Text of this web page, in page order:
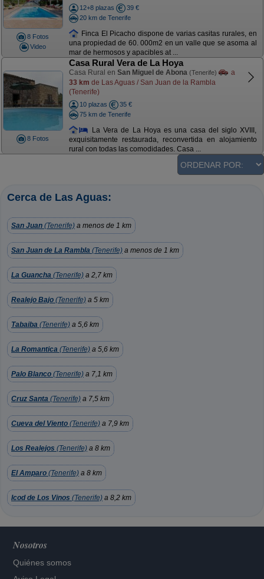
8 Fotos
Video
12+8 plazas
39 €
20 km de Tenerife
Finca El Picacho dispone de varias casitas rurales, en
una propiedad de 60. 000m2 en un valle que se asoma al
mar de hermosos y apacibles at ...
8 Fotos
Casa Rural Vera de La Hoya
Casa Rural en San Miguel de Abona (Tenerife)
a
33 km de Las Aguas / San Juan de la Rambla
(Tenerife)
10 plazas
35 €
75 km de Tenerife
La Vera de La Hoya es una casa del siglo XVIII,
exquisitamente restaurada, reconvertida en alojamiento
rural con todas las comodidades. Casa ...
Cerca de Las Aguas:
San Juan (Tenerife) a menos de 1 km
San Juan de La Rambla (Tenerife) a menos de 1 km
La Guancha (Tenerife) a 2,7 km
Realejo Bajo (Tenerife) a 5 km
Tabaiba (Tenerife) a 5,6 km
La Romantica (Tenerife) a 5,6 km
Palo Blanco (Tenerife) a 7,1 km
Cruz Santa (Tenerife) a 7,5 km
Cueva del Viento (Tenerife) a 7,9 km
Los Realejos (Tenerife) a 8 km
El Amparo (Tenerife) a 8 km
Icod de Los Vinos (Tenerife) a 8,2 km
Nosotros
Quiénes somos